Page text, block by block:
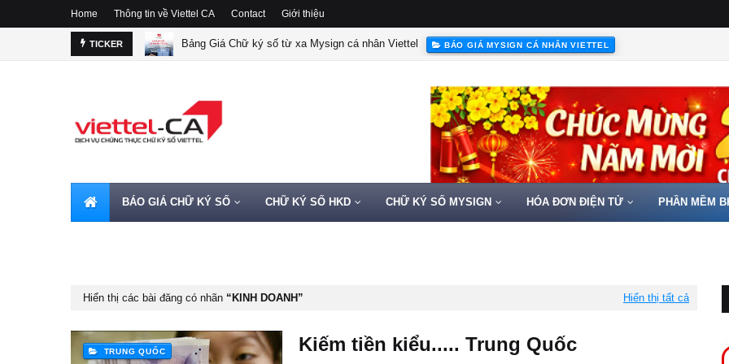
Home Thông tin về Viettel CA Contact Giới thiệu
TICKER Bảng Giá Chữ ký số từ xa Mysign cá nhân Viettel BÁO GIÁ MYSIGN CÁ NHÂN VIETTEL
BÁO GIÁ CHỮ KÝ SỐ CHỮ KÝ SỐ HKD CHỮ KÝ SỐ MYSIGN HÓA ĐƠN ĐIỆN TỬ PHẦN MỀM
Hiển thị các bài đăng có nhãn KINH DOANH Hiển thị tất cả
TRUNG QUỐC Kiếm tiền kiểu..... Trung Quốc